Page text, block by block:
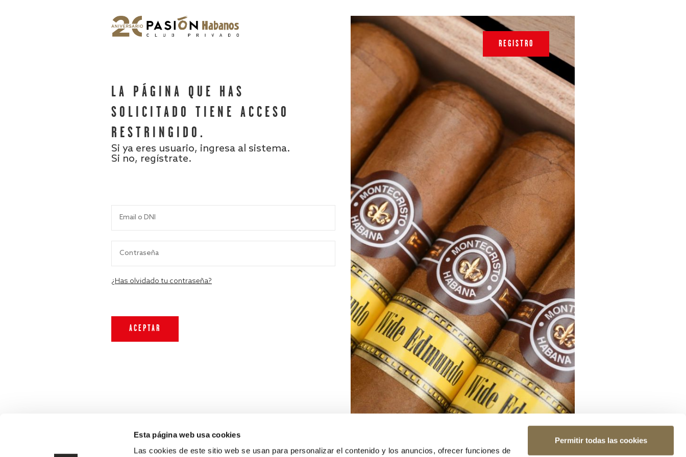
Esta página web usa cookies
Las cookies de este sitio web se usan para personalizar el contenido y los anuncios, ofrecer funciones de
Permitir todas las cookies
LA PÁGINA QUE HAS
SOLICITADO TIENE ACCESO
RESTRINGIDO.
Si ya eres usuario, ingresa al sistema.
Si no, regístrate.
¿Has olvidado tu contraseña?
REGISTRO